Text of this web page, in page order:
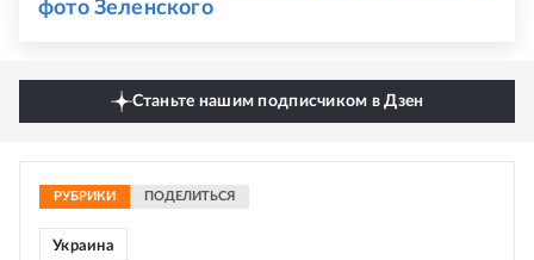
фото Зеленского
Станьте нашим подписчиком в Дзен
РУБРИКИ ПОДЕЛИТЬСЯ
Украина